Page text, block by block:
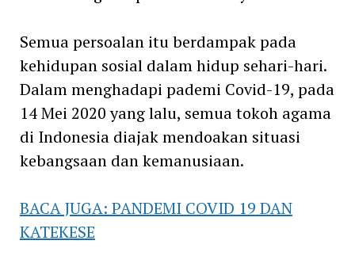
Semua persoalan itu berdampak pada
kehidupan sosial dalam hidup sehari-hari.
Dalam menghadapi pademi Covid-19, pada
14 Mei 2020 yang lalu, semua tokoh agama
di Indonesia diajak mendoakan situasi
kebangsaan dan kemanusiaan.
BACA JUGA: PANDEMI COVID 19 DAN
KATEKESE